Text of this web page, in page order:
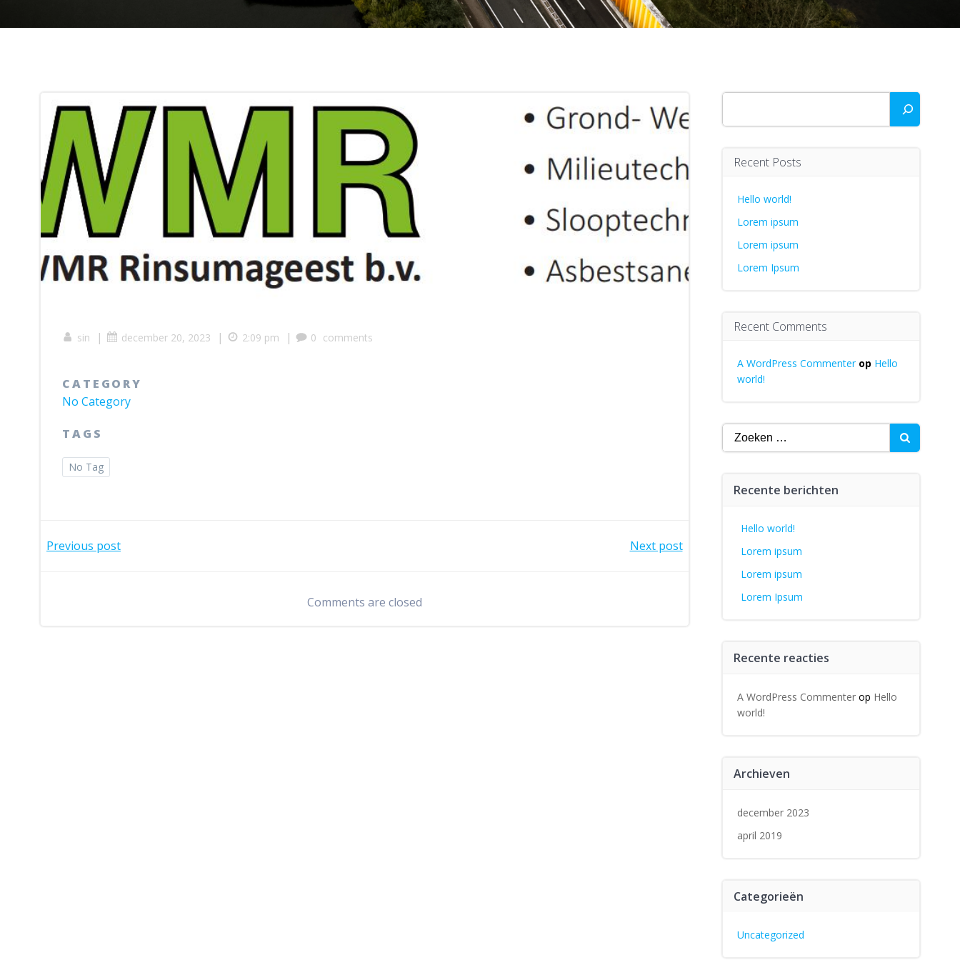
sin | december 20, 2023 | 2:09 pm | 0 comments
CATEGORY
No Category
TAGS
No Tag
Bericht
Previous post
navigatie
Next post
Comments are closed
Zoeken
Recent Posts
Hello world!
Lorem ipsum
Lorem ipsum
Lorem Ipsum
Recent Comments
A WordPress Commenterop Hello
world!
Zoeken
naar:
Recente berichten
Hello world!
Lorem ipsum
Lorem ipsum
Lorem Ipsum
Recente reacties
A WordPress Commenterop Hello
world!
Archieven
december 2023
april 2019
Categorieën
Uncategorized